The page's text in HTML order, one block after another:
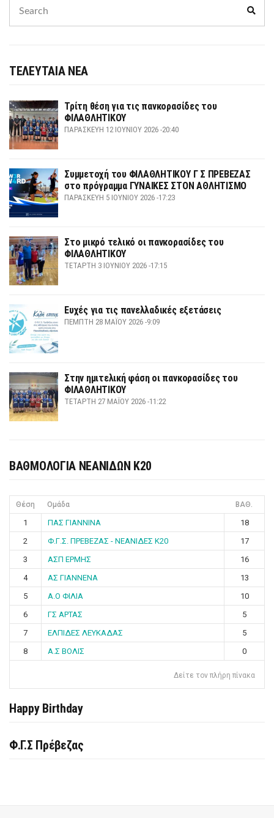
for:
ΤΕΛΕΥΤΑΙΑ ΝΕΑ
Τρίτη θέση για τις πανκορασίδες του
ΦΙΛΑΘΛΗΤΙΚΟΥ
ΠΑΡΑΣΚΕΥΉ 12 ΙΟΥΝΊΟΥ 2026 -20:40
Συμμετοχή του ΦΙΛΑΘΛΗΤΙΚΟΥ Γ Σ ΠΡΕΒΕΖΑΣ
στο πρόγραμμα ΓΥΝΑΙΚΕΣ ΣΤΟΝ ΑΘΛΗΤΙΣΜΟ
ΠΑΡΑΣΚΕΥΉ 5 ΙΟΥΝΊΟΥ 2026 -17:23
Στο μικρό τελικό οι πανκορασίδες του
ΦΙΛΑΘΛΗΤΙΚΟΥ
ΤΕΤΆΡΤΗ 3 ΙΟΥΝΊΟΥ 2026 -17:15
Ευχές για τις πανελλαδικές εξετάσεις
ΠΈΜΠΤΗ 28 ΜΑΪ́ΟΥ 2026 -9:09
Στην ημιτελική φάση οι πανκορασίδες του
ΦΙΛΑΘΛΗΤΙΚΟΥ
ΤΕΤΆΡΤΗ 27 ΜΑΪ́ΟΥ 2026 -11:22
ΒΑΘΜΟΛΟΓΙΑ ΝΕΑΝΙΔΩΝ Κ20
Θέση Ομάδα ΒΑΘ.
1 ΠΑΣ ΓΙΑΝΝΙΝΑ
18
2
Φ.Γ.Σ. ΠΡΕΒΕΖΑΣ - ΝΕΑΝΙΔΕΣ Κ20
17
3
ΑΣΠ ΕΡΜΗΣ
16
4
ΑΣ ΓΙΑΝΝΕΝΑ
13
5
Α.Ο ΦΙΛΙΑ
10
6
ΓΣ ΑΡΤΑΣ
5
7
ΕΛΠΙΔΕΣ ΛΕΥΚΑΔΑΣ
5
8
Α.Σ ΒΟΛΙΣ 0
Δείτε τον πλήρη πίνακα
Happy Birthday
Φ.Γ.Σ Πρέβεζας